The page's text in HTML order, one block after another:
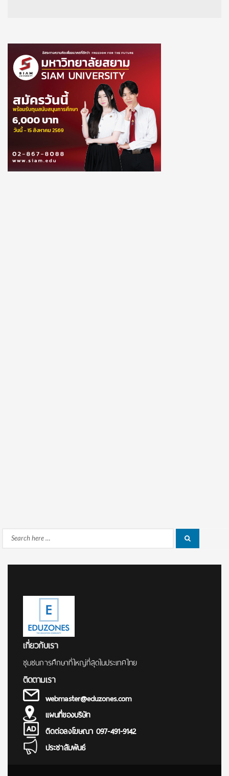
Search
เกี่ยวกับเรา
ชุมชนการศึกษาที่ใหญ่ที่สุดในประเทศไทย
ติดตามเรา
webmaster@eduzones.com
แผนที่ของบริษัท
ติดต่อลงโฆษณา 097-491-9142
ประชาสัมพันธ์